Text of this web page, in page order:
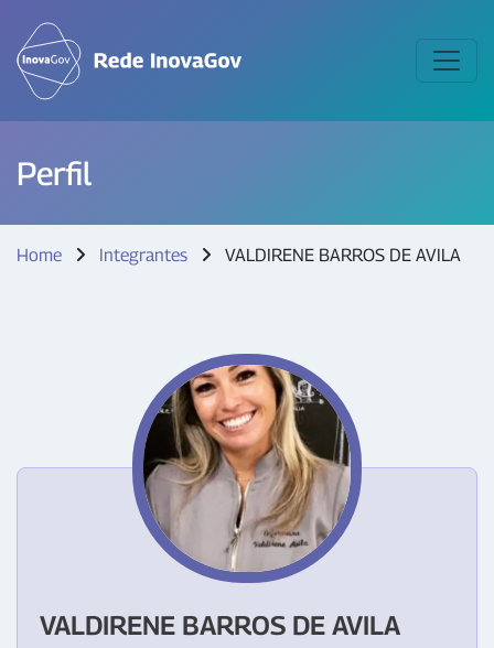
Perfil
Home Integrantes VALDIRENE BARROS DE AVILA
VALDIRENE BARROS DE AVILA